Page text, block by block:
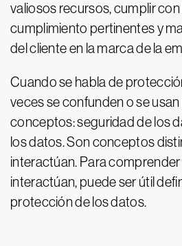
valiosos recursos, cumplir
cumplimiento pertinentes y
del cliente en la marca de la
Cuando se habla de
veces se confunden o se
conceptos: seguridad de los
los datos. Son conceptos
interactúan. Para
interactúan, puede ser útil
protección de los datos.